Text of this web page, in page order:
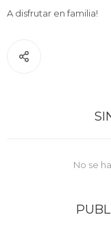
A disfrutar en familia!
No se